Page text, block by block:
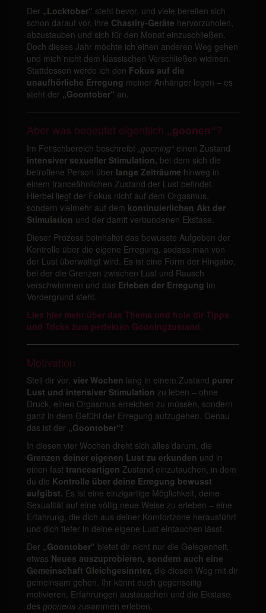
Der „Locktober“ steht bevor, und viele bereiten sich
schon darauf vor, ihre Chastity-Geräte hervorzuholen,
abzustauben und sich für den Monat einzuschließen.
Doch dieses Jahr möchte ich einen anderen Weg gehen
und mich nicht dem klassischen Verschließen widmen.
Stattdessen werde ich den Fokus auf die
unaufhörliche Erregung meiner Anhänger legen – es
steht der „Goontober“ an.
Aber was bedeutet eigentlich „goonen“?
Im Fetischbereich beschreibt „gooning“ einen Zustand
intensiver sexueller Stimulation, bei dem sich die
betroffene Person über lange Zeiträume hinweg in
einem tranceähnlichen Zustand der Lust befindet.
Hierbei liegt der Fokus nicht auf dem Orgasmus,
sondern vielmehr auf dem kontinuierlichen Akt der
Stimulation und der damit verbundenen Ekstase.
Dieser Prozess beinhaltet das bewusste Aufgeben der
Kontrolle über die eigene Erregung, sodass man von
der Lust überwältigt wird. Es ist eine Form der Hingabe,
bei der die Grenzen zwischen Lust und Rausch
verschwimmen und das Erleben der Erregung im
Vordergrund steht.
Lies hier mehr über das Thema und hole dir Tipps
und Tricks zum perfekten Gooningzustand.
Motivation
Stell dir vor, vier Wochen lang in einem Zustand purer
Lust und intensiver Stimulation zu leben – ohne
Druck, einen Orgasmus erreichen zu müssen, sondern
ganz in dem Gefühl der Erregung aufzugehen. Genau
das ist der „Goontober“!
In diesen vier Wochen dreht sich alles darum, die
Grenzen deiner eigenen Lust zu erkunden und in
einen fast tranceartigen Zustand einzutauchen, in dem
du die Kontrolle über deine Erregung bewusst
aufgibst. Es ist eine einzigartige Möglichkeit, deine
Sexualität auf eine völlig neue Weise zu erleben – eine
Erfahrung, die dich aus deiner Komfortzone herausführt
und dich tiefer in deine eigene Lust eintauchen lässt.
Der „Goontober“ bietet dir nicht nur die Gelegenheit,
etwas Neues auszuprobieren, sondern auch eine
Gemeinschaft Gleichgesinnter, die diesen Weg mit dir
gemeinsam gehen. Ihr könnt euch gegenseitig
motivieren, Erfahrungen austauschen und die Ekstase
des goonens zusammen erleben.